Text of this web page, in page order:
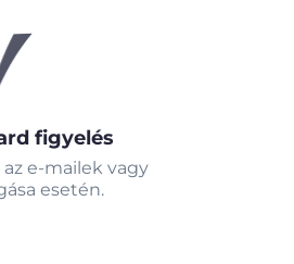
figyelés
e-mailek vagy
esetén.